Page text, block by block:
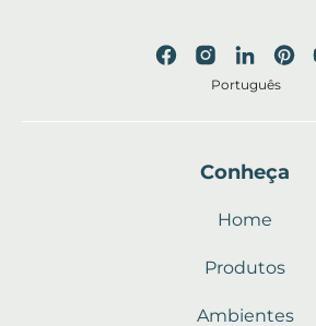
Português
Conheça
Home
Produtos
Ambientes